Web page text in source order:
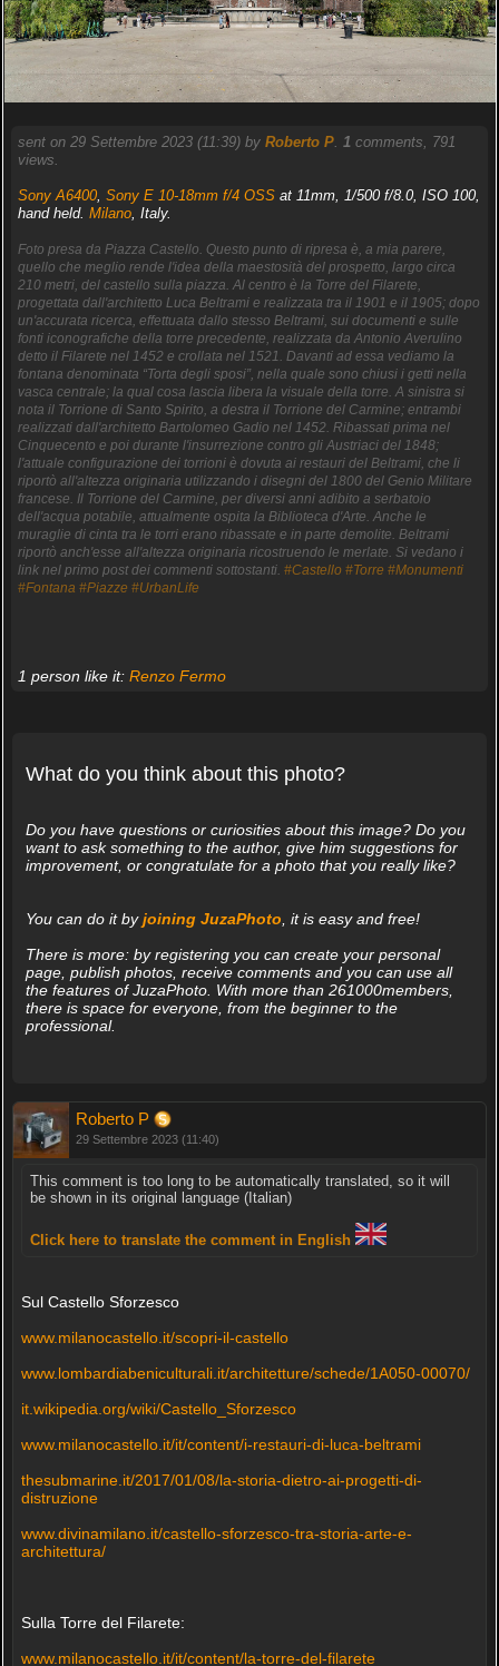
sent on 29 Settembre 2023 (11:39) by Roberto P. 1 comments, 791
views.
Sony A6400, Sony E 10-18mm f/4 OSSat 11mm, 1/500 f/8.0, ISO 100,
hand held. Milano, Italy.
Foto presa da Piazza Castello. Questo punto di ripresa è, a mia parere,
quello che meglio rende l'idea della maestosità del prospetto, largo circa
210 metri, del castello sulla piazza. Al centro è la Torre del Filarete,
progettata dall'architetto Luca Beltrami e realizzata tra il 1901 e il 1905; dopo
un'accurata ricerca, effettuata dallo stesso Beltrami, sui documenti e sulle
fonti iconografiche della torre precedente, realizzata da Antonio Averulino
detto il Filarete nel 1452 e crollata nel 1521. Davanti ad essa vediamo la
fontana denominata “Torta degli sposi”, nella quale sono chiusi i getti nella
vasca centrale; la qual cosa lascia libera la visuale della torre. A sinistra si
nota il Torrione di Santo Spirito, a destra il Torrione del Carmine; entrambi
realizzati dall'architetto Bartolomeo Gadio nel 1452. Ribassati prima nel
Cinquecento e poi durante l'insurrezione contro gli Austriaci del 1848;
l'attuale configurazione dei torrioni è dovuta ai restauri del Beltrami, che li
riportò all'altezza originaria utilizzando i disegni del 1800 del Genio Militare
francese. Il Torrione del Carmine, per diversi anni adibito a serbatoio
dell'acqua potabile, attualmente ospita la Biblioteca d'Arte. Anche le
muraglie di cinta tra le torri erano ribassate e in parte demolite. Beltrami
riportò anch'esse all'altezza originaria ricostruendo le merlate. Si vedano i
link nel primo post dei commenti sottostanti. #Castello #Torre #Monumenti
#Fontana #Piazze #UrbanLife
1 person like it: Renzo Fermo
What do you think about this photo?
Do you have questions or curiosities about this image? Do you
want to ask something to the author, give him suggestions for
improvement, or congratulate for a photo that you really like?
You can do it byjoining JuzaPhoto , it is easy and free!
There is more: by registering you can create your personal
page, publish photos, receive comments and you can use all
the features of JuzaPhoto. With more than 261000members,
there is space for everyone, from the beginner to the
professional.
Roberto P
29 Settembre 2023 (11:40)
This comment is too long to be automatically translated, so it will
be shown in its original language (Italian)
Click here to translate the comment in English
Sul Castello Sforzesco
www.milanocastello.it/scopri-il-castello
www.lombardiabeniculturali.it/architetture/schede/1A050-00070/
it.wikipedia.org/wiki/Castello_Sforzesco
www.milanocastello.it/it/content/i-restauri-di-luca-beltrami
thesubmarine.it/2017/01/08/la-storia-dietro-ai-progetti-di-
distruzione
www.divinamilano.it/castello-sforzesco-tra-storia-arte-e-
architettura/
Sulla Torre del Filarete:
www.milanocastello.it/it/content/la-torre-del-filarete